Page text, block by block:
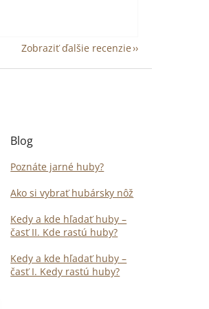
Zobraziť ďalšie recenzie
Blog
Poznáte jarné huby?
Ako si vybrať hubársky nôž
Kedy a kde hľadať huby –
časť II. Kde rastú huby?
Kedy a kde hľadať huby –
časť I. Kedy rastú huby?